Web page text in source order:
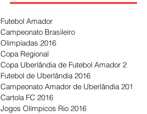
Futebol Amador
Campeonato Brasileiro
Olimpíadas 2016
Copa Regional
Copa Uberlândia de Futebol Amador 2
Futebol de Uberlândia 2016
Campeonato Amador de Uberlândia 201
Cartola FC 2016
Jogos Olímpicos Rio 2016